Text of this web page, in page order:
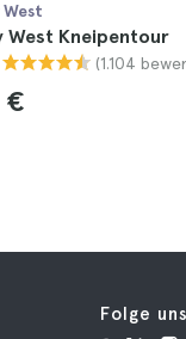
West
West Kneipentour
(1.104
€
Folge